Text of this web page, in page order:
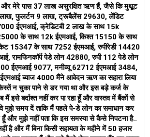
मेरे पास 37 लाख असुरक्षित ऋण हैं, जैसे कि मुथूट
फुलर्टन 9 लाख, ट्रूबैलेंस 29630, लेंडिट
ईएमआई, क्रेडिटबी 2 लाख के साथ 15k
के साथ 12k ईएमआई, किश्त 15150 के साथ
15347 के साथ 7252 ईएमआई, रुपीरेडी 14420
रामफिनकॉर्प पेडे लोन 42880, रुपी 112 पेडे लोन
ईएमआई 9077, मनीव्यू 62712 ईएमआई 3484,
ब्याज 4000 मैंने आवेदन ऋण का सहारा लिया
न चुका पाने से डर गया था और इस बड़े कर्ज के
इसे बर्दाश्त नहीं कर पा रहा हूँ और वास्तव में बैंकों से
वे मुझे समय दें ताकि मैं पहले पे-डे लोन का समाधान कर
और मुझे नहीं पता कि इस समस्या से कैसे निपटना है..
है और मैं बिना किसी सहायता के महीने में 50 हजार